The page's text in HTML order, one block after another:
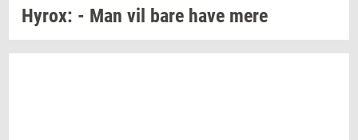
Hyrox: - Man vil bare have mere